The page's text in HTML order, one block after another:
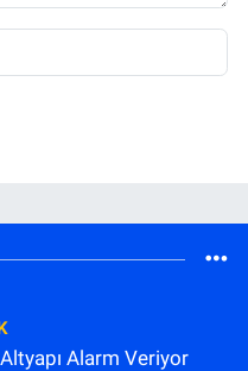
Altyapı Alarm Veriyor